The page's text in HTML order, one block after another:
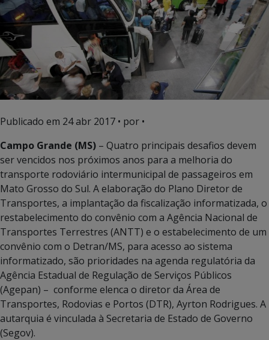
Publicado em 24 abr 2017 • por •
Campo Grande (MS) – Quatro principais desafios devem
ser vencidos nos próximos anos para a melhoria do
transporte rodoviário intermunicipal de passageiros em
Mato Grosso do Sul. A elaboração do Plano Diretor de
Transportes, a implantação da fiscalização informatizada, o
restabelecimento do convênio com a Agência Nacional de
Transportes Terrestres (ANTT) e o estabelecimento de um
convênio com o Detran/MS, para acesso ao sistema
informatizado, são prioridades na agenda regulatória da
Agência Estadual de Regulação de Serviços Públicos
(Agepan) – conforme elenca o diretor da Área de
Transportes, Rodovias e Portos (DTR), Ayrton Rodrigues. A
autarquia é vinculada à Secretaria de Estado de Governo
(Segov).